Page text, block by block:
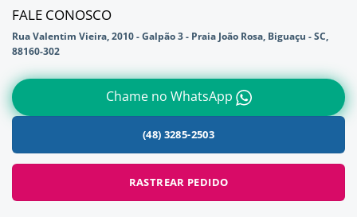
FALE CONOSCO
Rua Valentim Vieira, 2010 - Galpão 3 - Praia João Rosa, Biguaçu - SC,
88160-302
Chame no WhatsApp
(48) 3285-2503
RASTREAR PEDIDO